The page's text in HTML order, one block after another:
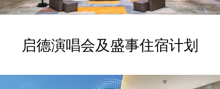
启德演唱会及盛事住宿计划